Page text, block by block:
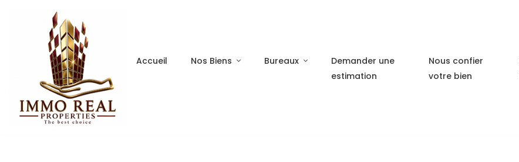
Accueil Nos Biens Bureaux
Demander une
estimation
Nous confier
votre bien